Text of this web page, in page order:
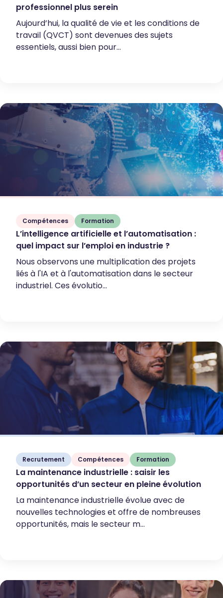
professionnel plus serein
Aujourd’hui, la qualité de vie et les conditions de
travail (QVCT) sont devenues des sujets
essentiels, aussi bien pour...
Compétences Formation
L’intelligence artificielle et l’automatisation :
quel impact sur l’emploi en industrie ?
Nous observons une multiplication des projets
liés à l'IA et à l'automatisation dans le secteur
industriel. Ces évolutio...
Recrutement Compétences Formation
La maintenance industrielle : saisir les
opportunités d’un secteur en pleine évolution
La maintenance industrielle évolue avec de
nouvelles technologies et offre de nombreuses
opportunités, mais le secteur m...